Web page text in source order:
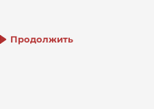
Продолжить